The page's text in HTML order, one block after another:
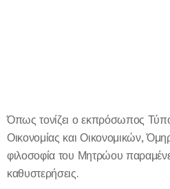
Όπως τονίζει ο εκπρόσωπος
Οικονομίας και Οικονομικών,
φιλοσοφία του Μητρώου
καθυστερήσεις.